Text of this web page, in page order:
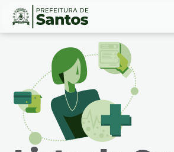
Ir
Conteúdo